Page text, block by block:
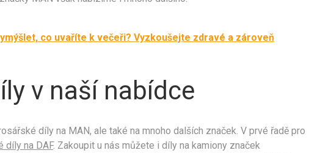
co uvaříte k večeři? Vyzkoušejte zdravé a zároveň
v naší nabídce
díly na MAN, ale také na mnoho dalších značek. V prvé řadě pro
díly na DAF. Zakoupit u nás můžete i díly na kamiony značek